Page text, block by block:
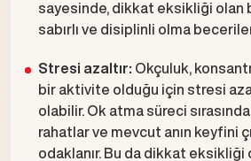
sayesinde, dikkat eksikliği olan
sabırlı ve disiplinli olma
Stresi azaltır: Okçuluk,
bir aktivite olduğu için stresi
olabilir. Ok atma süreci
rahatlar ve mevcut anın keyfini
odaklanır. Bu da dikkat eksikliği